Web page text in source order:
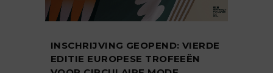
INSCHRIJVING GEOPEND: VIERDE
EDITIE EUROPESE TROFEEËN